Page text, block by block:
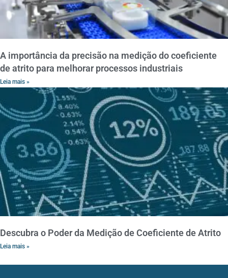
A importância da precisão na medição do coeficiente
de atrito para melhorar processos industriais
Leia mais »
Descubra o Poder da Medição de Coeficiente de Atrito
Leia mais »